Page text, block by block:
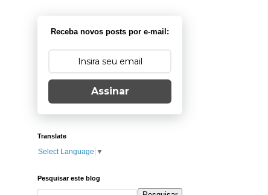
Receba novos posts por e-mail:
Assinar
Translate
Select Language ▼
Pesquisar este blog